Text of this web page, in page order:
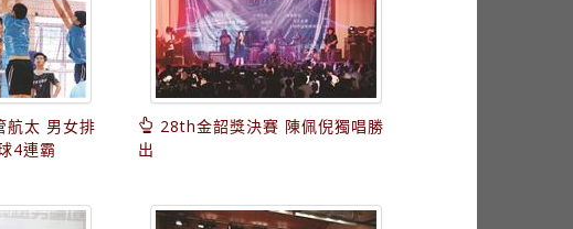
航太 男女排
4連霸
28th金韶獎決賽 陳佩倪獨唱勝
出